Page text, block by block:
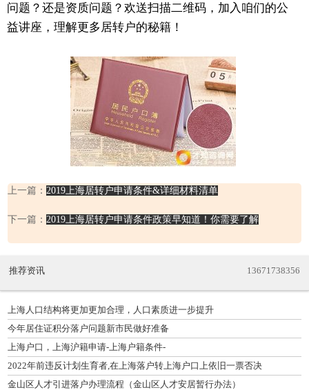
问题？还是资质问题？欢送扫描二维码，加入咱们的公
益讲座，理解更多居转户的秘籍！
上一篇： 2019上海居转户申请条件&详细材料清单
下一篇： 2019上海居转户申请条件政策早知道！你需要了解
推荐资讯 13671738356
上海人口结构将更加更加合理，人口素质进一步提升
今年居住证积分落户问题新市民做好准备
上海户口，上海沪籍申请-上海户籍条件-
2022年前违反计划生育者,在上海落户转上海户口上依旧一票否决
金山区人才引进落户办理流程（金山区人才安居暂行办法）